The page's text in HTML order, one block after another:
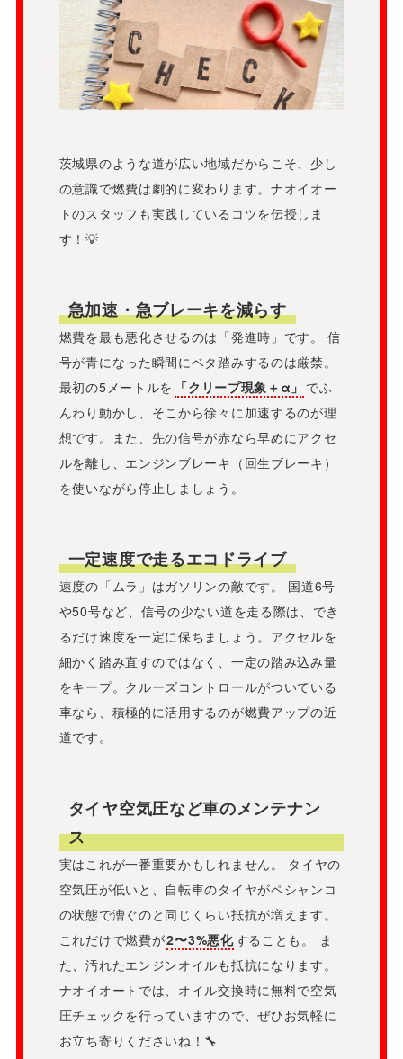
茨城県のような道が広い地域だからこそ、少し
の意識で燃費は劇的に変わります。ナオイオー
トのスタッフも実践しているコツを伝授しま
す！💡
急加速・急ブレーキを減らす
燃費を最も悪化させるのは「発進時」です。 信
号が青になった瞬間にベタ踏みするのは厳禁。
最初の5メートルを 「クリープ現象＋α」 でふ
んわり動かし、そこから徐々に加速するのが理
想です。また、先の信号が赤なら早めにアクセ
ルを離し、エンジンブレーキ（回生ブレーキ）
を使いながら停止しましょう。
一定速度で走るエコドライブ
速度の「ムラ」はガソリンの敵です。 国道6号
や50号など、信号の少ない道を走る際は、でき
るだけ速度を一定に保ちましょう。アクセルを
細かく踏み直すのではなく、一定の踏み込み量
をキープ。クルーズコントロールがついている
車なら、積極的に活用するのが燃費アップの近
道です。
タイヤ空気圧など車のメンテナン
ス
実はこれが一番重要かもしれません。 タイヤの
空気圧が低いと、自転車のタイヤがペシャンコ
の状態で漕ぐのと同じくらい抵抗が増えます。
これだけで燃費が2〜3%悪化することも。 ま
た、汚れたエンジンオイルも抵抗になります。
ナオイオートでは、オイル交換時に無料で空気
圧チェックを行っていますので、ぜひお気軽に
お立ち寄りくださいね！🔧